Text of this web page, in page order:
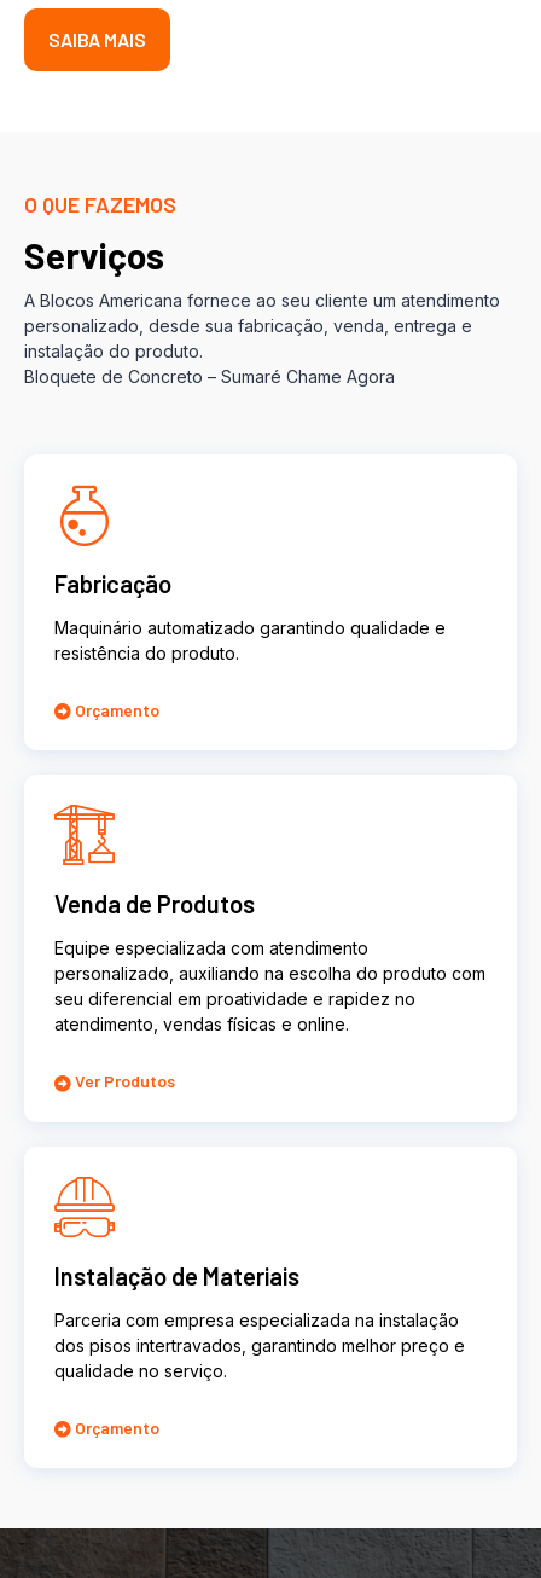
SAIBA MAIS
O QUE FAZEMOS
Serviços
A Blocos Americana fornece ao seu cliente um atendimento
personalizado, desde sua fabricação, venda, entrega e
instalação do produto.
Bloquete de Concreto – Sumaré Chame Agora
Fabricação
Maquinário automatizado garantindo qualidade e
resistência do produto.
Orçamento
Venda de Produtos
Equipe especializada com atendimento
personalizado, auxiliando na escolha do produto com
seu diferencial em proatividade e rapidez no
atendimento, vendas físicas e online.
Ver Produtos
Instalação de Materiais
Parceria com empresa especializada na instalação
dos pisos intertravados, garantindo melhor preço e
qualidade no serviço.
Orçamento